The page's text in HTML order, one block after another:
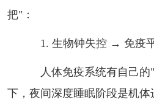
把"：
1. 生物钟失控 → 免疫平
人体免疫系统有自己的"
下，夜间深度睡眠阶段是机